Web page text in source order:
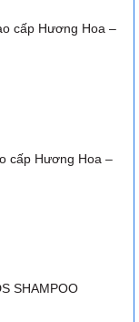
cấp Hương Hoa –
cấp Hương Hoa –
SHAMPOO